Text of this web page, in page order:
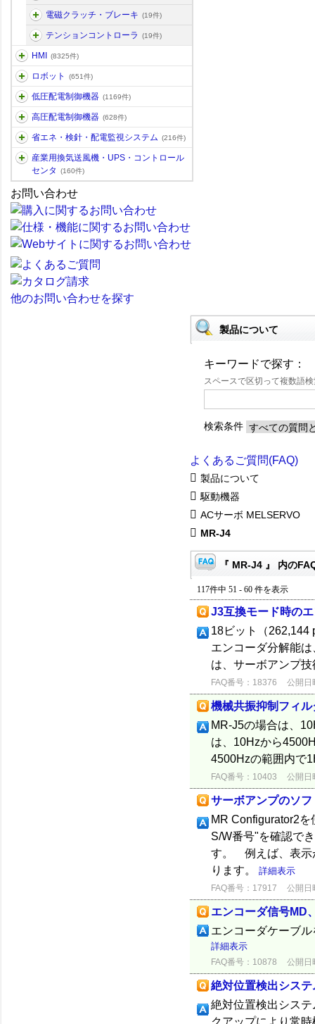
電磁クラッチ・ブレーキ (19件)
テンションコントローラ (19件)
HMI (8325件)
ロボット (651件)
低圧配電制御機器 (1169件)
高圧配電制御機器 (628件)
省エネ・検針・配電監視システム (216件)
産業用換気送風機・UPS・コントロール
センタ
(160件)
お問い合わせ
他のお問い合わせを探す
製品について
キーワードで探す：
スペースで区切って複数語
検索条件
よくあるご質問(FAQ)
製品について
駆動機器
ACサーボ MELSERVO
MR-J4
『 MR-J4 』 内の
117件中 51 - 60 件を表示
J3互換モード時の
18ビット（262,144
エンコーダ分解能
は、サーボアンプ
FAQ番号：18376 公開日
機械共振抑制フィ
MR-J5の場合は、
は、10Hzから
4500Hzの範囲内で
FAQ番号：10403 公開日
サーボアンプのソ
MR Configurator2
S/W番号"を確認で
す。 例えば、表示
ります。 詳細表示
FAQ番号：17917 公開日
エンコーダ信号MD
エンコーダケーブ
詳細表示
FAQ番号：10878 公開日
絶対位置検出シス
絶対位置検出シス
クアップにより常